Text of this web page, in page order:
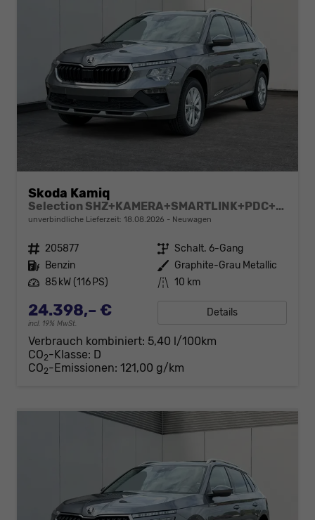
Skoda Kamiq
Selection SHZ+KAMERA+SMARTLINK+PDC+LED+16" ALU
unverbindliche Lieferzeit: 18.08.2026 Neuwagen
Fahrzeugnr. 205877 Getriebe Schalt. 6-Gang
Kraftstoff Benzin Außenfarbe Graphite-Grau Metallic
Leistung 85 kW (116 PS) Kilometerstand 10 km
24.398,– €
incl. 19% MwSt.
Details
Verbrauch kombiniert: 5,40 l/100km
CO2-Klasse: D
CO2-Emissionen: 121,00 g/km